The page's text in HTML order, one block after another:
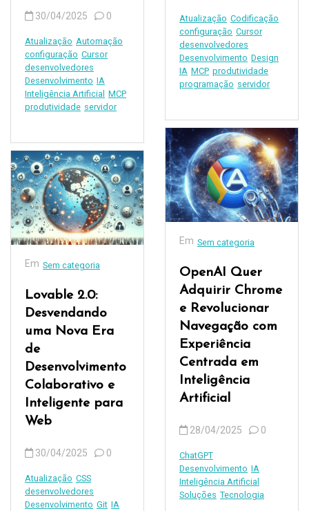
30/04/2025 0
Atualização Automação
configuração Cursor
desenvolvedores
Desenvolvimento IA
Inteligência Artificial MCP
produtividade servidor
Em Sem categoria
Lovable 2.0:
Desvendando
uma Nova Era
de
Desenvolvimento
Colaborativo e
Inteligente para
Web
30/04/2025 0
Atualização CSS
desenvolvedores
Desenvolvimento Git IA
Atualização Codificação
configuração Cursor
desenvolvedores
Desenvolvimento Design
IA MCP produtividade
programação servidor
Em Sem categoria
OpenAI Quer
Adquirir Chrome
e Revolucionar
Navegação com
Experiência
Centrada em
Inteligência
Artificial
28/04/2025 0
ChatGPT
Desenvolvimento IA
Inteligência Artificial
Soluções Tecnologia